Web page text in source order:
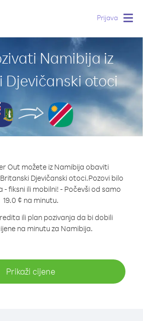
Prijava
Namibija iz
Djevičanski otoci
Out možete iz Namibija obaviti
Djevičanski otoci.Pozovi bilo
- fiksni ili mobilni! - Počevši od samo
19.0 ¢ na minutu.
ili plan pozivanja da bi dobili
na minutu za Namibija.
Prikaži cijene